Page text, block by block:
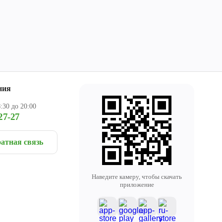
до 20:00
27
связь
Наведите камеру, чтобы скачать
приложение